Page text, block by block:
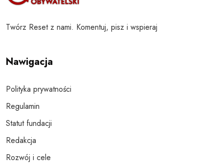
Twórz Reset z nami. Komentuj, pisz i wspieraj
Nawigacja
Polityka prywatności
Regulamin
Statut fundacji
Redakcja
Rozwój i cele